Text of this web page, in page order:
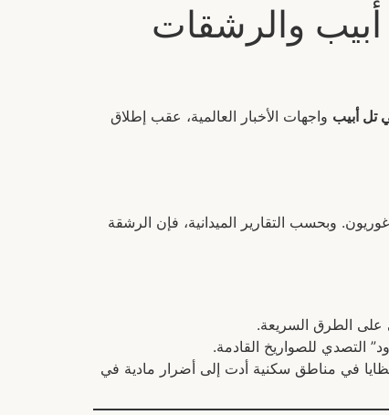
والرشقات
تل أبيب واجهات الأخبار العالمية، عقب إطلاق
وبحسب التقارير الميدانية، فإن الرشقة
على الطرق السريعة.
التصدي للصواريخ القادمة.
في مناطق سكنية أدت إلى أضرار مادية في